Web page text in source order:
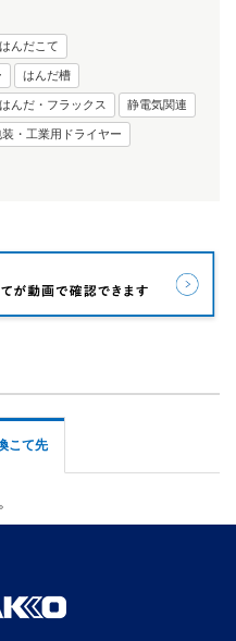
はんだこて
はんだ槽
はんだ・フラックス 静電気関連
・工業用ドライヤー
こて先